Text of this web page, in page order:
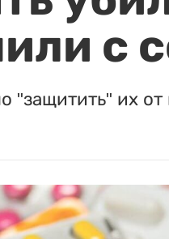
с
их от